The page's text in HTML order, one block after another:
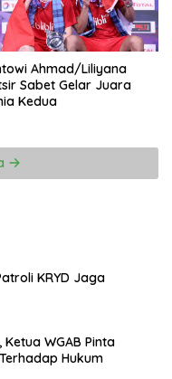
Ahmad/Liliyana
Sabet Gelar Juara
Kedua
KRYD Jaga
WGAB Pinta
Hukum